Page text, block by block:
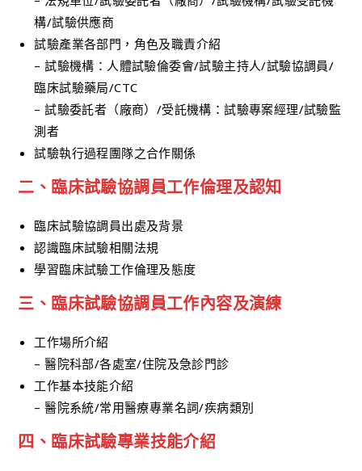
構/試驗供應商
試驗產業各部門，角色及職責介紹
– 試驗機構：人體試驗倫委會/試驗主持人/試驗協調員/
臨床試驗藥局/CTC
– 試驗委託者（廠商）/受託機構：試驗專案經理/試驗監
測者
試驗執行過程團隊之合作關係
二、臨床試驗協調員工作倫理及認知
臨床試驗協調員出處及背景
認識臨床試驗相關法規
學習臨床試驗工作倫理及態度
三、臨床試驗協調員工作內容及演練
工作場所介紹
– 醫院科部/各處室/住院及急診門診
工作基本技能介紹
– 醫院系統/常用醫療專業名詞/疾病類別
四、臨床試驗專業技能介紹